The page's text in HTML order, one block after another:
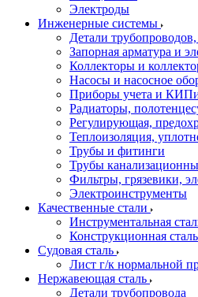
Электроды
Инженерные системы
Детали
Запорная арматура и
Коллекторы и
Насосы и насосное
Приборы учета и
Радиаторы,
Регулирующая,
Теплоизоляция,
Трубы и фитинги
Трубы
Фильтры, грязевики,
Электроинструменты
Качественные стали
Инструментальная
Конструкционная сталь
Судовая сталь
Лист г/к нормальной
Нержавеющая сталь
Детали трубопровода